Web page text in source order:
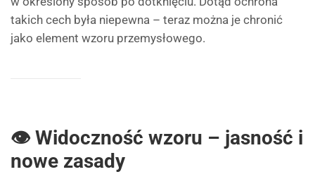
takich cech była niepewna – teraz można je chronić
jako element wzoru przemysłowego.
👁 Widoczność wzoru – jasność i
nowe zasady